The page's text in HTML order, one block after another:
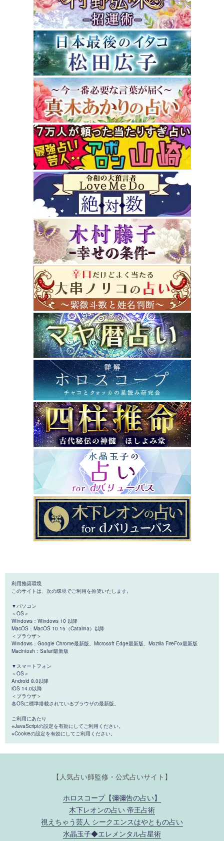
利用推奨環境
このサイトは、次の環境でご利用を推奨いたします。
▼パソコン
＜OS＞
Windows：Windows 10 以降
MacOS：MacOS 10.15（Catalina）以降
＜ブラウザ＞
Windows：Google Chrome最新版、Microsoft Edge最新版、Mozilla FireFox最新版
Macintosh：Safari最新版
▼スマートフォン
＜OS＞
Android 8.0以降
iOS 14.0以降
＜ブラウザ＞
各OSに標準搭載されているブラウザの最新版。
ご利用にあたり
※JavaScriptの設定を有効にしてご利用ください。
※Cookieの設定を有効にしてご利用ください。
【人気占い師監修・公式占いサイト】
ホロスコープ【彌彌告の占い】
木下レオンの占い 帝王占術
視えちゃう芸人 シークエンスはやともの占い
水晶玉子◆エレメンタル占星術